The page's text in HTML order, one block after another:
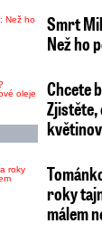
Smrt
Než ho
Chcete
Zjistěte,
roky
málem